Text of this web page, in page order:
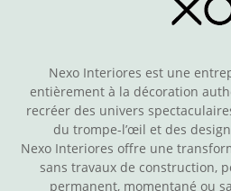
Nexo Interiores est une
entièrement à la décoration
recréer des univers
du trompe-l’œil et des
Nexo Interiores offre une
sans travaux de construction,
permanent, momentané ou